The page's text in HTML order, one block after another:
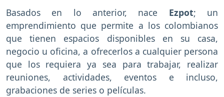
Basados en lo anterior, nace Ezpot; un
emprendimiento que permite a los colombianos
que tienen espacios disponibles en su casa,
negocio u oficina, a ofrecerlos a cualquier persona
que los requiera ya sea para trabajar, realizar
reuniones, actividades, eventos e incluso,
grabaciones de series o películas.